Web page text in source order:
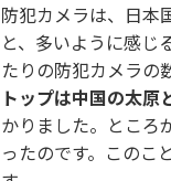
防犯カメラは、日本
と、多いように感じ
たりの防犯カメラの
トップは中国の太
かりました。ところ
ったのです。このこ